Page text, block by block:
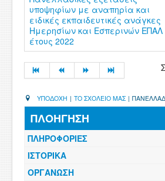
υποψηφίων με αναπηρία και
ειδικές εκπαιδευτικές ανάγκες
Ημερησίων και Εσπερινών ΕΠΑΛ
έτους 2022
ΥΠΟΔΟΧΗ | ΤΟ ΣΧΟΛΕΙΟ ΜΑΣ |
ΠΛΟΗΓΗΣΗ
ΠΛΗΡΟΦΟΡΙΕΣ
ΙΣΤΟΡΙΚΑ
ΟΡΓΑΝΩΣΗ